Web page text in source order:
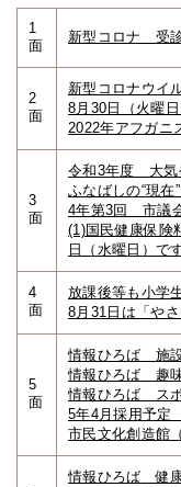
1
面
新型コロナ 受
2
面
新型コロナウイ
8月30日（火曜
2022年アフガニ
3
面
令和3年度 大気
ふなばしの“現
4年第3回 市議
(1)国民健康保険
日（水曜日）で
4
面
放課後等も小学
8月31日は「や
5
面
情報ひろば 施
情報ひろば 趣味
情報ひろば ス
5年4月採用予
市民文化創造館
情報ひろば 健